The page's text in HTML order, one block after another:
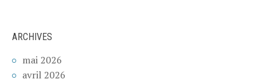
ARCHIVES
mai 2026
avril 2026